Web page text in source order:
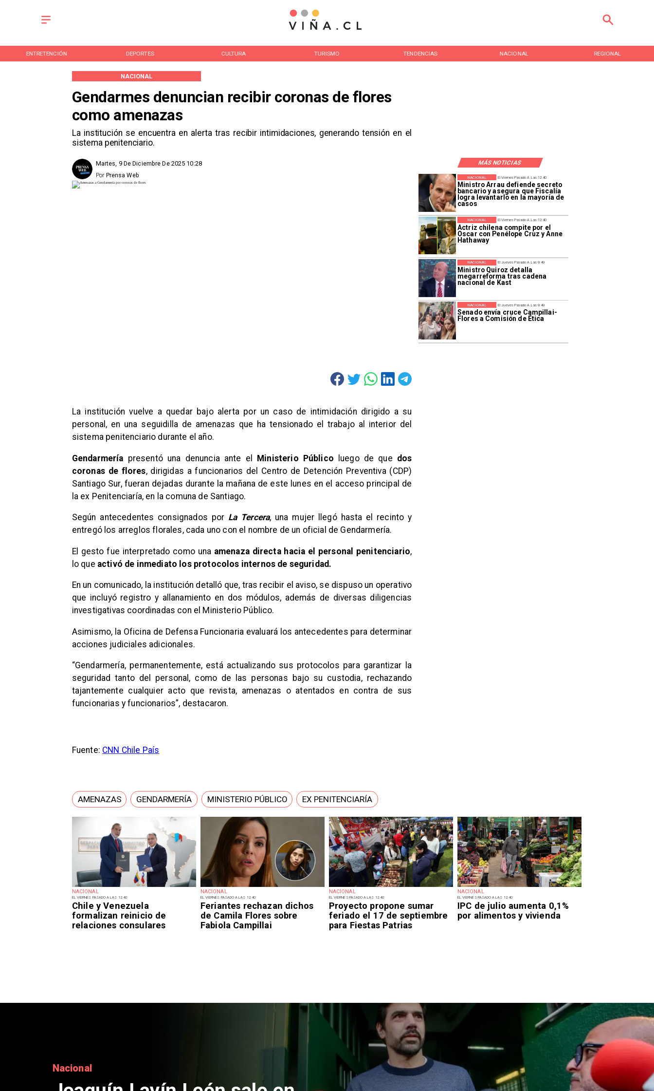
ENTRETENCIÓN DEPORTES CULTURA TURISMO TENDENCIAS NACIONAL REGIONAL
Gendarmes denuncian recibir coronas de flores
como amenazas
La institución se encuentra en alerta tras recibir intimidaciones, generando tensión en el
sistema penitenciario.
NACIONAL
MÁS NOTICIAS
Martes, 9 De Diciembre De 2025 10:28
Prensa Web
Por
NACIONAL
EL VIERNES PASADO A LAS 12:40
Chile y Venezuela
formalizan reinicio de
relaciones consulares
NACIONAL
EL VIERNES PASADO A LAS 12:40
Feriantes rechazan dichos
de Camila Flores sobre
Fabiola Campillai
NACIONAL
EL VIERNES PASADO A LAS 12:40
Proyecto propone sumar
feriado el 17 de septiembre
para Fiestas Patrias
NACIONAL
EL VIERNES PASADO A LAS 12:40
IPC de julio aumenta 0,1%
por alimentos y vivienda
El Viernes Pasado A Las 12:40
Ministro Arrau defiende secreto
bancario y asegura que Fiscalía
logra levantarlo en la mayoría de
casos
NACIONAL
El Viernes Pasado A Las 12:40
Actriz chilena compite por el
Oscar con Penélope Cruz y Anne
Hathaway
NACIONAL
El Jueves Pasado A Las 9:49
Ministro Quiroz detalla
megarreforma tras cadena
nacional de Kast
NACIONAL
El Jueves Pasado A Las 9:49
Senado envía cruce Campillai-
Flores a Comisión de Ética
NACIONAL
La institución vuelve a quedar bajo alerta por un caso de intimidación dirigido a su
personal, en una seguidilla de amenazas que ha tensionado el trabajo al interior del
sistema penitenciario durante el año.
Gendarmería presentó una denuncia ante el Ministerio Público luego de que dos
coronas de flores, dirigidas a funcionarios del Centro de Detención Preventiva (CDP)
Santiago Sur, fueran dejadas durante la mañana de este lunes en el acceso principal de
la ex Penitenciaría, en la comuna de Santiago.
Según antecedentes consignados por La Tercera, una mujer llegó hasta el recinto y
entregó los arreglos florales, cada uno con el nombre de un oficial de Gendarmería.
El gesto fue interpretado como una amenaza directa hacia el personal penitenciario,
lo que activó de inmediato los protocolos internos de seguridad.
En un comunicado, la institución detalló que, tras recibir el aviso, se dispuso un operativo
que incluyó registro y allanamiento en dos módulos, además de diversas diligencias
investigativas coordinadas con el Ministerio Público.
Asimismo, la Oficina de Defensa Funcionaria evaluará los antecedentes para determinar
acciones judiciales adicionales.
“Gendarmería, permanentemente, está actualizando sus protocolos para garantizar la
seguridad tanto del personal, como de las personas bajo su custodia, rechazando
tajantemente cualquier acto que revista, amenazas o atentados en contra de sus
funcionarias y funcionarios”, destacaron.
Fuente: CNN Chile País
AMENAZAS GENDARMERÍA MINISTERIO PÚBLICO EX PENITENCIARÍA
Nacional